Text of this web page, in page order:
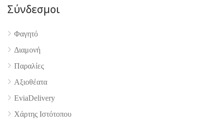
4.9
Σύνδεσμοι
Φαγητό
Διαμονή
Παραλίες
Αξιοθέατα
EviaDelivery
Χάρτης Ιστότοπου